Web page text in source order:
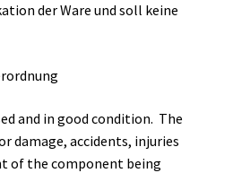
der Ware und soll keine
and in good condition. The
damage, accidents, injuries
of the component being